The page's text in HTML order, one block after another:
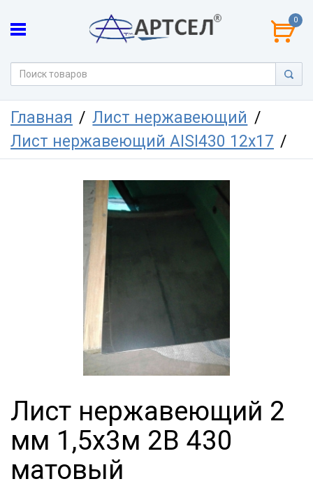
0
Главная
Лист нержавеющий
Лист нержавеющий AISI430 12х17
Лист нержавеющий 2
мм 1,5х3м 2B 430
матовый